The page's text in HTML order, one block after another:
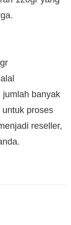
jumlah banyak
proses
reseller,